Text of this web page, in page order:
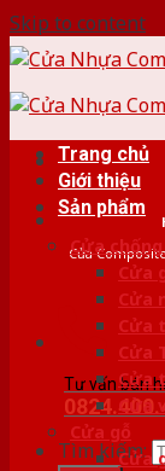
Skip to content
Cửa
Tư vấn bán
Tìm kiếm:
Trang chủ
Giới thiệu
Sản phẩm
Cửa
Cửa
Cửa
Cửa
Cửa
Cửa
Cửa
Cửa gỗ
Cửa